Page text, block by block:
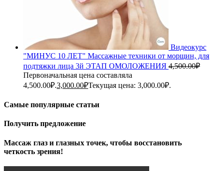
Видеокурс
"МИНУС 10 ЛЕТ" Массажные техники от морщин, для
подтяжки лица 3й ЭТАП ОМОЛОЖЕНИЯ 4,500.00₽
Первоначальная цена составляла
4,500.00₽.3,000.00₽Текущая цена: 3,000.00₽.
Самые популярные статьи
Получить предложение
Массаж глаз и глазных точек, чтобы восстановить
четкость зрения!